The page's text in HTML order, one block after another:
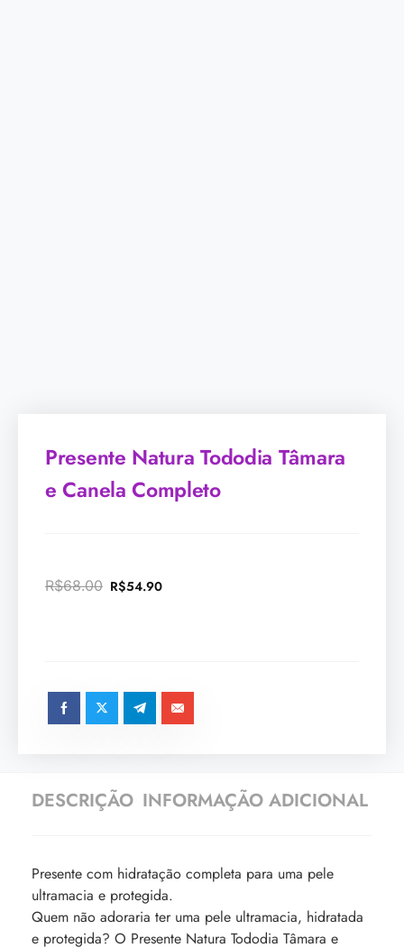
Presente Natura Tododia Tâmara
e Canela Completo
R$68.00 R$54.90
DESCRIÇÃO INFORMAÇÃO ADICIONAL
Presente com hidratação completa para uma pele
ultramacia e protegida.
Quem não adoraria ter uma pele ultramacia, hidratada
e protegida? O Presente Natura Tododia Tâmara e